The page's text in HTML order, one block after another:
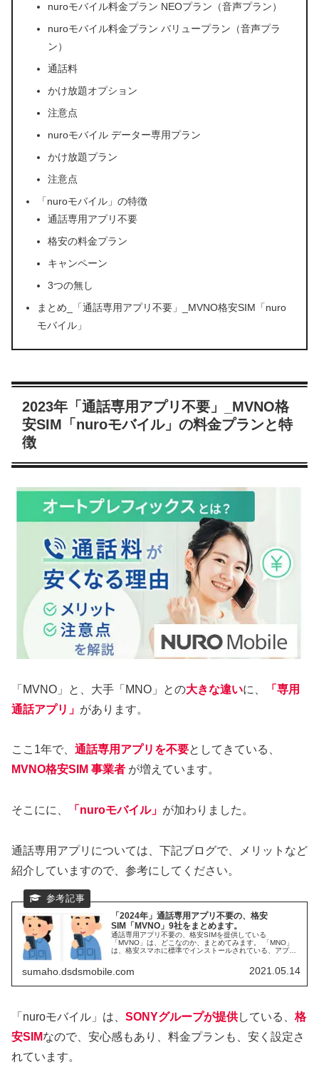
nuroモバイル料金プラン NEOプラン（音声プラン）
nuroモバイル料金プラン バリュープラン（音声プラ
ン）
通話料
かけ放題オプション
注意点
nuroモバイル データー専用プラン
かけ放題プラン
注意点
「nuroモバイル」の特徴
通話専用アプリ不要
格安の料金プラン
キャンペーン
3つの無し
まとめ_「通話専用アプリ不要」_MVNO格安SIM「nuro
モバイル」
2023年「通話専用アプリ不要」_MVNO格
安SIM「nuroモバイル」の料金プランと特
徴
「MVNO」と、大手「MNO」との大きな違いに、
「専用
通話アプリ」 があります。
ここ1年で、 通話専用アプリを不要としてきている、
MVNO格安SIM 事業者 が増えています。
そこにに、 「nuroモバイル」 が加わりました。
通話専用アプリについては、下記ブログで、メリットなど
紹介していますので、参考にしてください。
「2024年」通話専用アプリ不要の、格安
SIM「MVNO」9社をまとめます。
通話専用アプリ不要の、格安SIMを提供している
「MVNO」は、どこなのか、まとめてみます。 「MNO」
は、格安スマホに標準でインストールされている、アプリ
したい。分かる範囲で調べてみました。MVNOの、専用ア
プリ不要事業者が、続々と増えています。 2023年4月1日
sumaho.dsdsmobile.com 2021.05.14
「nuroモバイル」は、 SONYグループが提供している、 格
安SIMなので、安心感もあり、料金プランも、安く設定さ
れています。